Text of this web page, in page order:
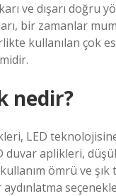
ve dışarı doğru
bir zamanlar
kullanılan çok
nedir?
LED
duvar aplikleri,
ömrü ve şık